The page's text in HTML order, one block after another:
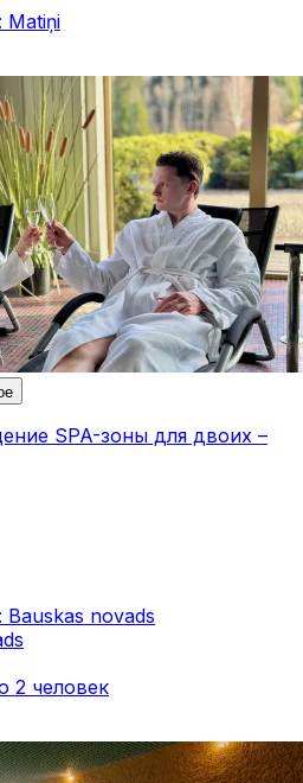
SPA-зоны для двоих –
novads
2 человек